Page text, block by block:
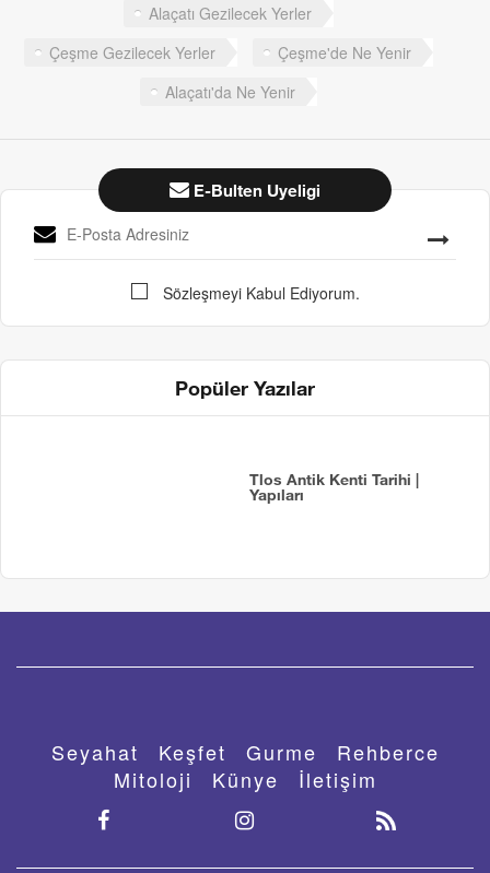
Alaçatı Gezilecek Yerler
Çeşme Gezilecek Yerler
Çeşme'de Ne Yenir
Alaçatı'da Ne Yenir
E-Bulten Uyeligi
Sözleşmeyi Kabul Ediyorum.
Popüler Yazılar
Tlos Antik Kenti Tarihi |
Yapıları
Seyahat Keşfet Gurme
Rehberce
Mitoloji
Künye İletişim